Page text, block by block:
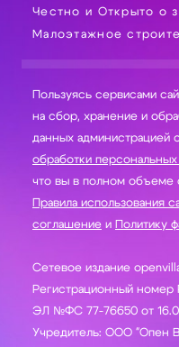
Честно и Открыто о
Малоэтажное
Пользуясь сервисами
на сбор, хранение и обработку ваших персональных
данных администрацией
обработки
что вы в полном объеме
Правила использования
соглашение и Политику
Сетевое издание
Регистрационный
ЭЛ №ФС 77-76650 от
Учредитель: ООО "Опен